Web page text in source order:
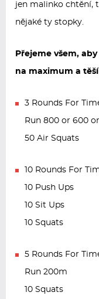
jen malinko chtění,
nějaké ty stopky.
Přejeme všem,
na maximum a
3 Rounds For
Run 800 or 600
50 Air Squats
10 Rounds For
10 Push Ups
10 Sit Ups
10 Squats
5 Rounds For
Run 200m
10 Squats